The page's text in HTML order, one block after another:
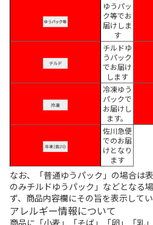
ゆうパッ
ク等でお
届けしま
す
チルドゆ
うパック
でお届け
します
冷凍ゆう
パックで
お届けし
ます。
佐川急便
でのお届
けとなり
ます
なお、「普通ゆうパック」の場合は
のみチルドゆうパック」などとなる
ず、商品内容欄にその旨を表示してい
アレルギー情報について